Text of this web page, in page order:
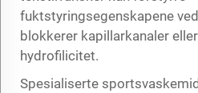
fuktstyringsegenskapene
blokkerer kapillarkanaler
hydrofilicitet.
Spesialiserte